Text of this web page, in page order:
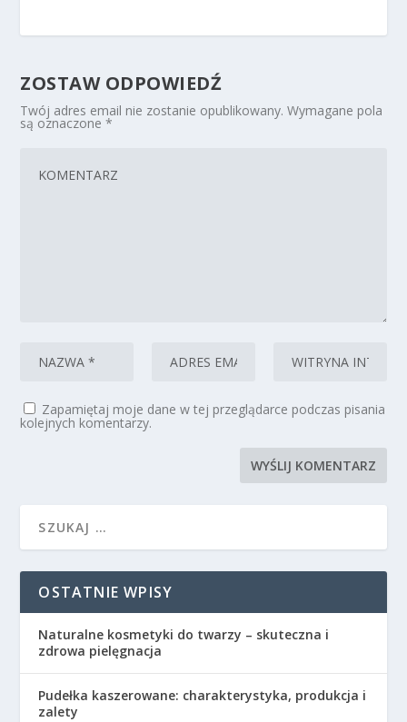
ZOSTAW ODPOWIEDŹ
Twój adres email nie zostanie opublikowany. Wymagane pola
są oznaczone*
Zapamiętaj moje dane w tej przeglądarce podczas pisania
kolejnych komentarzy.
OSTATNIE WPISY
Naturalne kosmetyki do twarzy – skuteczna i
zdrowa pielęgnacja
Pudełka kaszerowane: charakterystyka, produkcja i
zalety